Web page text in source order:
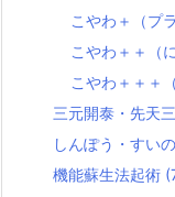
こやわ＋（プ
こやわ＋＋（
こやわ＋＋＋
三元開泰・先天
しんぽう・すい
機能蘇生法起術